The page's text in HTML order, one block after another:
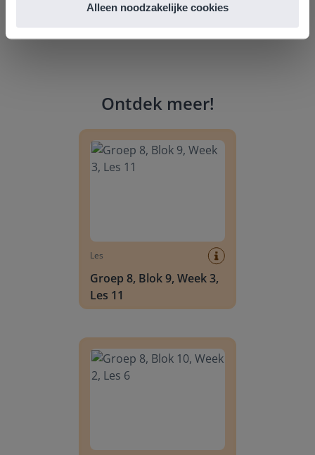
Alleen noodzakelijke cookies
Ontdek meer!
Les
Groep 8, Blok 9, Week 3,
Les 11